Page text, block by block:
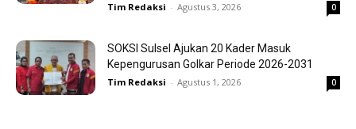
Tim Redaksi - Agustus 3, 2026 0
SOKSI Sulsel Ajukan 20 Kader Masuk
Kepengurusan Golkar Periode 2026-2031
Tim Redaksi - Agustus 1, 2026 0